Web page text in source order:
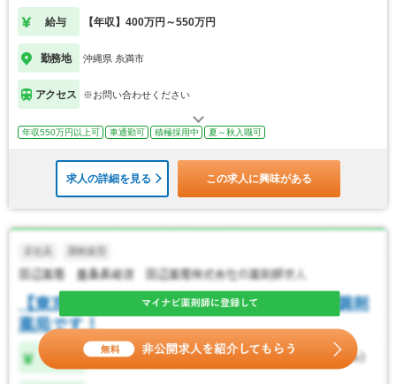
給与 【年収】400万円～550万円
勤務地 沖縄県 糸満市
アクセス ※お問い合わせください
年収550万円以上可 車通勤可 積極採用中 夏～秋入職可
求人の詳細を見る この求人に興味がある